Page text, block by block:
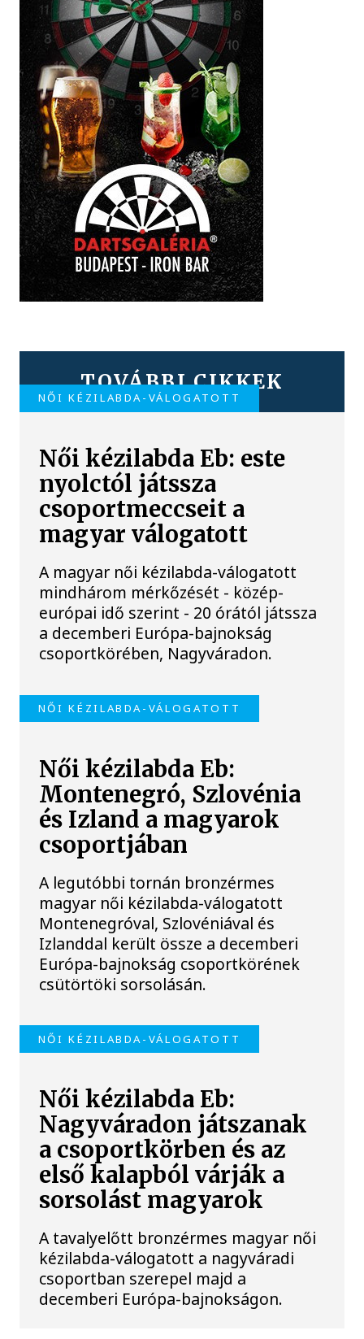
TOVÁBBI CIKKEK
NŐI KÉZILABDA-VÁLOGATOTT
Női kézilabda Eb: este
nyolctól játssza
csoportmeccseit a
magyar válogatott
A magyar női kézilabda-válogatott
mindhárom mérkőzését - közép-
európai idő szerint - 20 órától játssza
a decemberi Európa-bajnokság
csoportkörében, Nagyváradon.
NŐI KÉZILABDA-VÁLOGATOTT
Női kézilabda Eb:
Montenegró, Szlovénia
és Izland a magyarok
csoportjában
A legutóbbi tornán bronzérmes
magyar női kézilabda-válogatott
Montenegróval, Szlovéniával és
Izlanddal került össze a decemberi
Európa-bajnokság csoportkörének
csütörtöki sorsolásán.
NŐI KÉZILABDA-VÁLOGATOTT
Női kézilabda Eb:
Nagyváradon játszanak
a csoportkörben és az
első kalapból várják a
sorsolást magyarok
A tavalyelőtt bronzérmes magyar női
kézilabda-válogatott a nagyváradi
csoportban szerepel majd a
decemberi Európa-bajnokságon.